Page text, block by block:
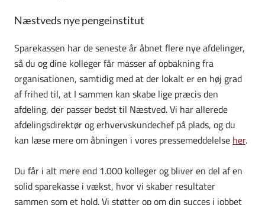
Næstveds nye pengeinstitut
Sparekassen har de seneste år åbnet flere nye afdelinger,
så du og dine kolleger får masser af opbakning fra
organisationen, samtidig med at der lokalt er en høj grad
af frihed til, at I sammen kan skabe lige præcis den
afdeling, der passer bedst til Næstved. Vi har allerede
afdelingsdirektør og erhvervskundechef på plads, og du
kan læse mere om åbningen i vores pressemeddelelse her.
Du får i alt mere end 1.000 kolleger og bliver en del af en
solid sparekasse i vækst, hvor vi skaber resultater
sammen som et hold. Vi støtter op om din succes i jobbet